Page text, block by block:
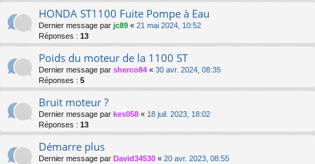
HONDA ST1100 Fuite Pompe à Eau
Dernier message par jc89 « 21 mai 2024, 10:52
Réponses : 13
Poids du moteur de la 1100 ST
Dernier message par sherco84 « 30 avr. 2024, 08:35
Réponses : 5
Bruit moteur ?
Dernier message par kes058 « 18 juil. 2023, 18:02
Réponses : 13
Démarre plus
Dernier message par David34530 « 20 avr. 2023, 08:55